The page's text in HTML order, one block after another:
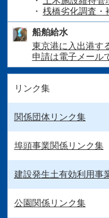
桟橋劣化調査・
船舶給水
東京港に入出港す
申請は電子メール
リンク集
関係団体リンク集
埠頭事業関係リンク集
建設発生土有効利用事
公園関係リンク集